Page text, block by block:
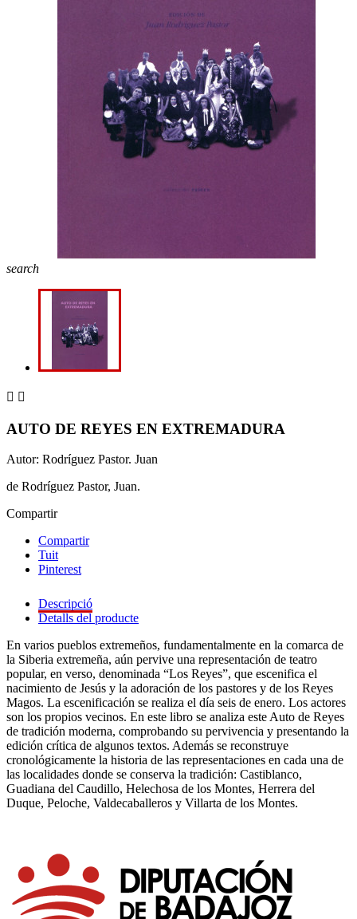
search
 
AUTO DE REYES EN EXTREMADURA
Autor: Rodríguez Pastor. Juan
de Rodríguez Pastor, Juan.
Compartir
Compartir
Tuit
Pinterest
Descripció
Detalls del producte
En varios pueblos extremeños, fundamentalmente en la comarca de
la Siberia extremeña, aún pervive una representación de teatro
popular, en verso, denominada “Los Reyes”, que escenifica el
nacimiento de Jesús y la adoración de los pastores y de los Reyes
Magos. La escenificación se realiza el día seis de enero. Los actores
son los propios vecinos. En este libro se analiza este Auto de Reyes
de tradición moderna, comprobando su pervivencia y presentando la
edición crítica de algunos textos. Además se reconstruye
cronológicamente la historia de las representaciones en cada una de
las localidades donde se conserva la tradición: Castiblanco,
Guadiana del Caudillo, Helechosa de los Montes, Herrera del
Duque, Peloche, Valdecaballeros y Villarta de los Montes.